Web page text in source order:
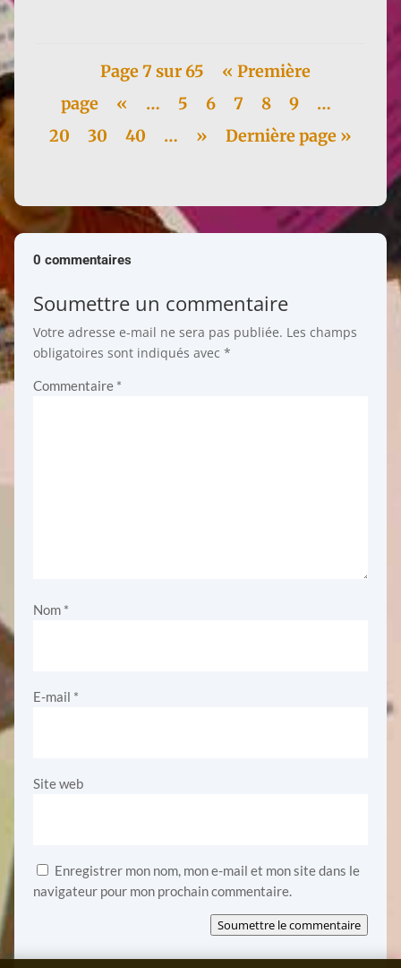
Page 7 sur 65
« Première
page
« … 5 6 7 8 9
…
20
30 40 … » Dernière page »
0 commentaires
Soumettre un commentaire
Votre adresse e-mail ne sera pas publiée. Les champs
obligatoires sont indiqués avec *
Commentaire *
Nom *
E-mail *
Site web
Enregistrer mon nom, mon e-mail et mon site dans le
navigateur pour mon prochain commentaire.
Soumettre le commentaire